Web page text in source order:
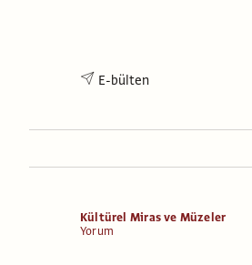
E-bülten
Kültürel Miras ve Müzeler
Yorum